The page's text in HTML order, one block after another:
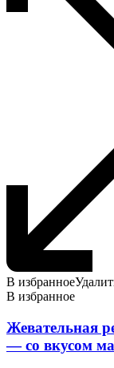
В избранное
В избранное
Жевательная
— со вкусом